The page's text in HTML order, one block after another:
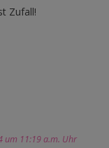
Zufall!
um 11:19 a.m. Uhr